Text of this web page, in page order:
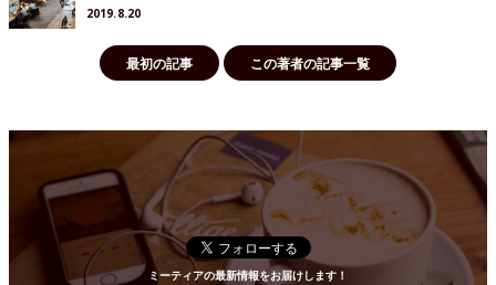
2019.8.20
最初の記事 この著者の記事一覧
ミーティアの最新情報をお届けします！